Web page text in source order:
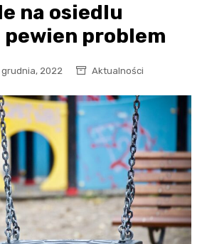
na osiedlu
pewien problem
grudnia, 2022 Aktualności